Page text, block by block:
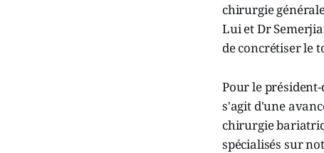
chirurgie
Lui et Dr
de concrétiser le
Pour le président-
s'agit d'une
chirurgie
spécialisés sur